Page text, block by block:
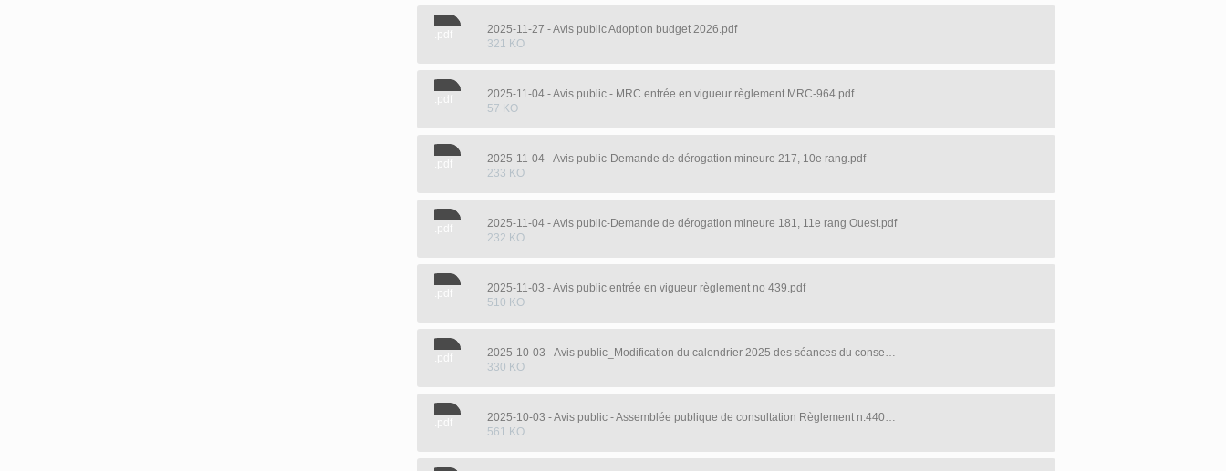
.pdf
2025-11-27 - Avis public Adoption budget 2026.pdf
321 KO
.pdf
2025-11-04 - Avis public - MRC entrée en vigueur règlement MRC-964.pdf
57 KO
.pdf
2025-11-04 - Avis public-Demande de dérogation mineure 217, 10e rang.pdf
233 KO
.pdf
2025-11-04 - Avis public-Demande de dérogation mineure 181, 11e rang Ouest.pdf
232 KO
.pdf
2025-11-03 - Avis public entrée en vigueur règlement no 439.pdf
510 KO
.pdf
2025-10-03 - Avis public_Modification du calendrier 2025 des séances du conseil.pdf
330 KO
.pdf
2025-10-03 - Avis public - Assemblée publique de consultation Règlement n.440.pdf
561 KO